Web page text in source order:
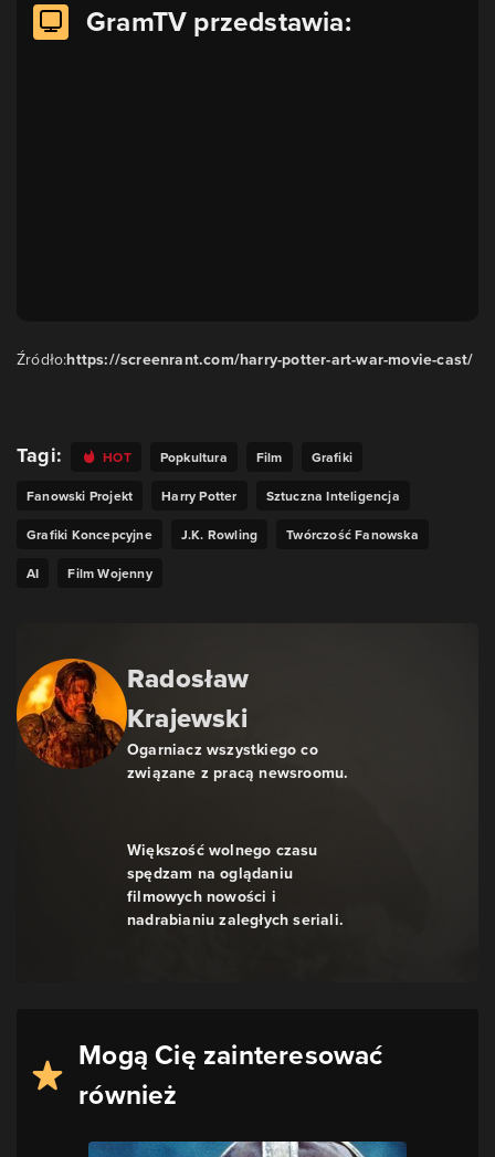
GramTV przedstawia:
Źródło:https://screenrant.com/harry-potter-art-war-movie-cast/
Tagi: HOT Popkultura Film
Grafiki
Fanowski Projekt
Harry Potter
Sztuczna Inteligencja
Grafiki Koncepcyjne
J.K. Rowling
Twórczość Fanowska
AI
Film Wojenny
Radosław
Krajewski
Ogarniacz wszystkiego co
związane z pracą newsroomu.
Większość wolnego czasu
spędzam na oglądaniu
filmowych nowości i
nadrabianiu zaległych seriali.
Mogą Cię zainteresować
również